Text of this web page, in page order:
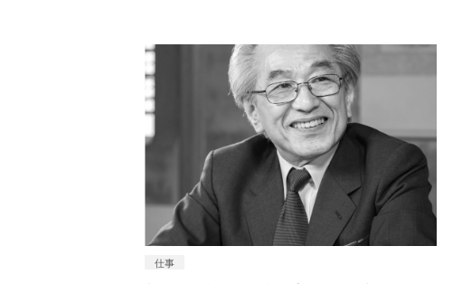
仕事